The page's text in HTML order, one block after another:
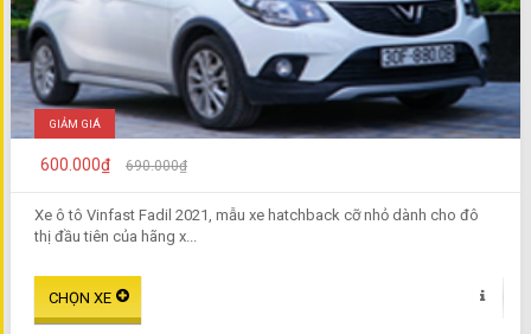
GIẢM GIÁ
600.000₫ 690.000₫
Xe ô tô Vinfast Fadil 2021, mẫu xe hatchback cỡ nhỏ dành cho đô
thị đầu tiên của hãng x...